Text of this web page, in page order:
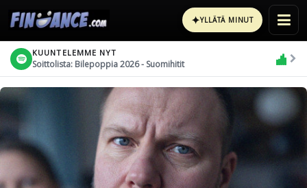
✦YLLÄTÄ MINUT
KUUNTELEMME NYT
Soittolista: Bilepoppia 2026 - Suomihitit